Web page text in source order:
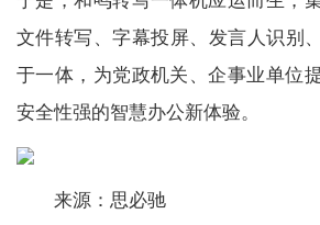
文件转写、字幕投屏、发言人识别
于一体，为党政机关、企事业单位
安全性强的智慧办公新体验。
来源：思必驰